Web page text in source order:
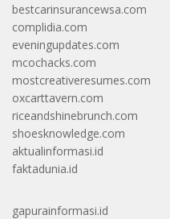
bestcarinsurancewsa.com
complidia.com
eveningupdates.com
mcochacks.com
mostcreativeresumes.com
oxcarttavern.com
riceandshinebrunch.com
shoesknowledge.com
aktualinformasi.id
faktadunia.id
gapurainformasi.id